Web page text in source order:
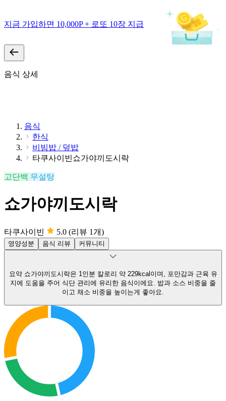
지금 가입하면 10,000P + 로또 10장 지급
음식 상세
음식
한식
비빔밥 / 덮밥
타쿠사이빈쇼가야끼도시락
고단백 무설탕
쇼가야끼도시락
타쿠사이빈 5.0 (리뷰 1개)
영양성분 음식 리뷰 커뮤니티
요약 쇼가야끼도시락은 1인분 칼로리 약 229kcal이며, 포만감과 근육 유
지에 도움을 주어 식단 관리에 유리한 음식이에요. 밥과 소스 비중을 줄
이고 채소 비중을 높이는게 좋아요.